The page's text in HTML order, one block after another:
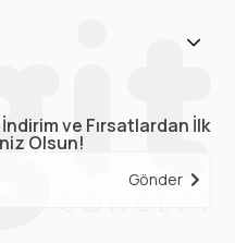
ve Fırsatlardan İlk
Olsun!
Gönder